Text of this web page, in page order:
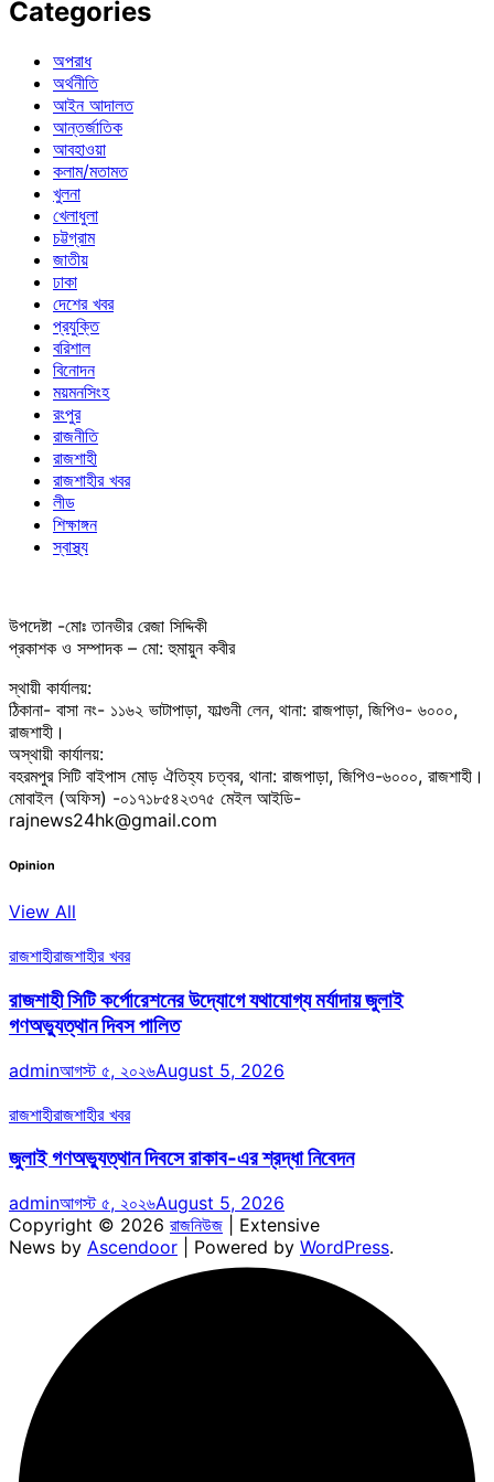
Categories
অপরাধ
অর্থনীতি
আইন আদালত
আন্তর্জাতিক
আবহাওয়া
কলাম/মতামত
খুলনা
খেলাধুলা
চট্টগ্রাম
জাতীয়
ঢাকা
দেশের খবর
প্রযুক্তি
বরিশাল
বিনোদন
ময়মনসিংহ
রংপুর
রাজনীতি
রাজশাহী
রাজশাহীর খবর
লীড
শিক্ষাঙ্গন
স্বাস্থ্য
উপদেষ্টা -মোঃ তানভীর রেজা সিদ্দিকী
প্রকাশক ও সম্পাদক – মো: হুমায়ুন কবীর
স্থায়ী কার্যালয়:
ঠিকানা- বাসা নং- ১১৬২ ভাটাপাড়া, ফাল্গুনী লেন, থানা: রাজপাড়া, জিপিও- ৬০০০,
রাজশাহী।
অস্থায়ী কার্যালয়:
বহরমপুর সিটি বাইপাস মোড় ঐতিহ্য চত্বর, থানা: রাজপাড়া, জিপিও-৬০০০, রাজশাহী।
মোবাইল (অফিস) -০১৭১৮৫৪২৩৭৫ মেইল আইডি-
rajnews24hk@gmail.com
Opinion
View All
রাজশাহীরাজশাহীর খবর
রাজশাহী সিটি কর্পোরেশনের উদ্যোগে যথাযোগ্য মর্যাদায় জুলাই
গণঅভ্যুত্থান দিবস পালিত
adminআগস্ট ৫, ২০২৬August 5, 2026
রাজশাহীরাজশাহীর খবর
জুলাই গণঅভ্যুত্থান দিবসে রাকাব-এর শ্রদ্ধা নিবেদন
adminআগস্ট ৫, ২০২৬August 5, 2026
Copyright © 2026 রাজনিউজ | Extensive
News by Ascendoor | Powered by WordPress.